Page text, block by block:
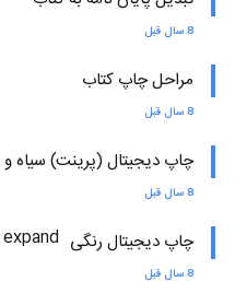
8 سال قبل
مراحل چاپ کتاب
8 سال قبل
چاپ دیجیتال (پرینت) سیاه
8 سال قبل
چاپ دیجیتال رنگی
8 سال قبل